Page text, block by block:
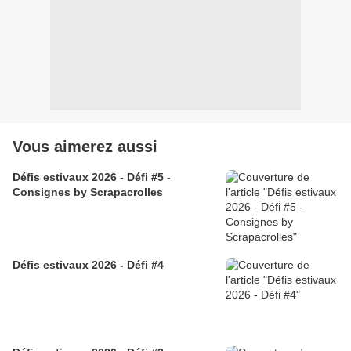
Vous aimerez aussi
Défis estivaux 2026 - Défi #5 -
Consignes by Scrapacrolles
Défis estivaux 2026 - Défi #4